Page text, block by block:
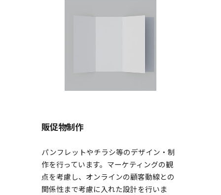
販促物制作
パンフレットやチラシ等のデザイン・制
作を行っています。マーケティングの観
点を考慮し、オンラインの顧客動線との
関係性まで考慮に入れた設計を行いま